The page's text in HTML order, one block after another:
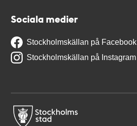
Sociala medier
Stockholmskällan på Facebook
Stockholmskällan på Instagram